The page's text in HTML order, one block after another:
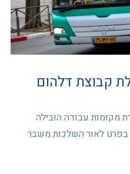
קבוצת דלהום
מקומות עבודה הובילה
לאור השלכות משבר